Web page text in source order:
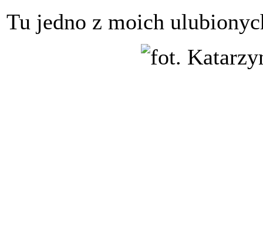
Tu jedno z moich